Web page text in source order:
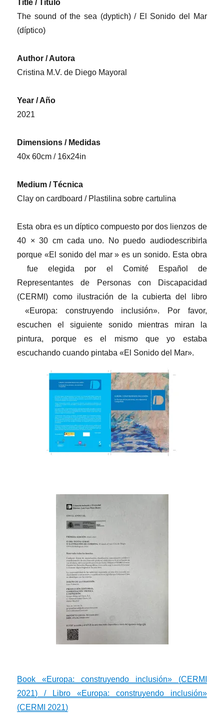
Title / Título
The sound of the sea (dyptich) / El Sonido del Mar
(díptico)
Author / Autora
Cristina M.V. de Diego Mayoral
Year / Año
2021
Dimensions / Medidas
40x 60cm / 16x24in
Medium / Técnica
Clay on cardboard / Plastilina sobre cartulina
Esta obra es un díptico compuesto por dos lienzos de
40 × 30 cm cada uno. No puedo audiodescribirla
porque «El sonido del mar » es un sonido. Esta obra
fue elegida por el Comité Español de
Representantes de Personas con Discapacidad
(CERMI) como ilustración de la cubierta del libro
«Europa: construyendo inclusión». Por favor,
escuchen el siguiente sonido mientras miran la
pintura, porque es el mismo que yo estaba
escuchando cuando pintaba «El Sonido del Mar».
Book «Europa: construyendo inclusión» (CERMI
2021) / Libro «Europa: construyendo inclusión»
(CERMI 2021)